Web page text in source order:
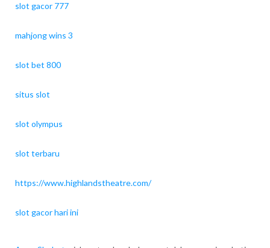
slot gacor 777
mahjong wins 3
slot bet 800
situs slot
slot olympus
slot terbaru
https://www.highlandstheatre.com/
slot gacor hari ini